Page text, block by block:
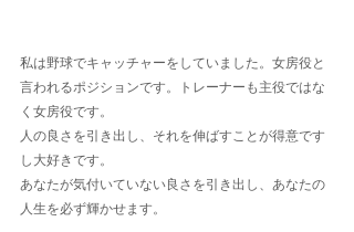
私は野球でキャッチャーをしていました。女房役と
言われるポジションです。トレーナーも主役ではな
く女房役です。
人の良さを引き出し、それを伸ばすことが得意です
し大好きです。
あなたが気付いていない良さを引き出し、あなたの
人生を必ず輝かせます。